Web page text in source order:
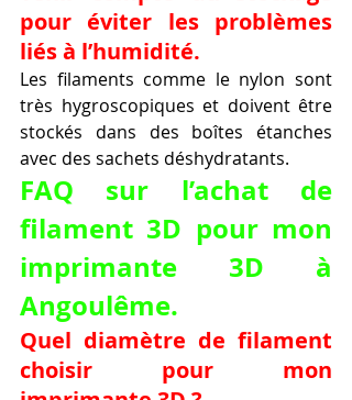
pour éviter les problèmes
liés à l’humidité.
Les filaments comme le nylon sont
très hygroscopiques et doivent être
stockés dans des boîtes étanches
avec des sachets déshydratants.
FAQ sur l’achat de
filament 3D pour mon
imprimante 3D à
Angoulême.
Quel diamètre de filament
choisir pour mon